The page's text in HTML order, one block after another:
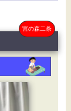
宮の森二条